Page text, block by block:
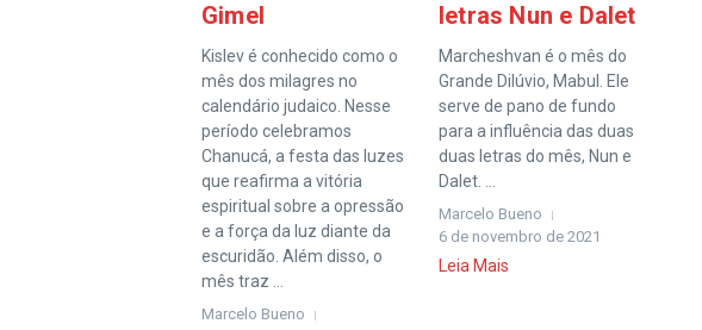
Gimel
Kislev é conhecido como o
mês dos milagres no
calendário judaico. Nesse
período celebramos
Chanucá, a festa das luzes
que reafirma a vitória
espiritual sobre a opressão
e a força da luz diante da
escuridão. Além disso, o
mês traz ...
Marcelo Bueno
letras Nun e Dalet
Marcheshvan é o mês do
Grande Dilúvio, Mabul. Ele
serve de pano de fundo
para a influência das duas
duas letras do mês, Nun e
Dalet. ...
Marcelo Bueno
6 de novembro de 2021
Leia Mais